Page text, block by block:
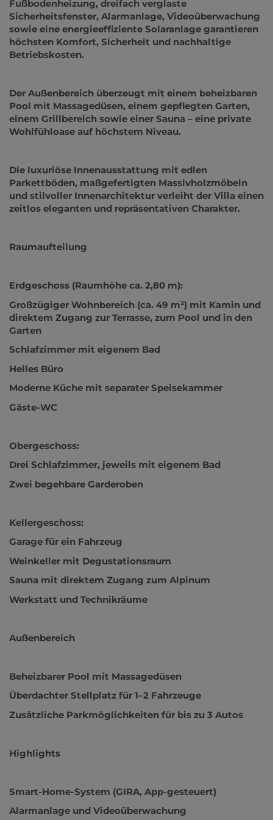
Fußbodenheizung, dreifach verglaste
Sicherheitsfenster, Alarmanlage, Videoüberwachung
sowie eine energieeffiziente Solaranlage garantieren
höchsten Komfort, Sicherheit und nachhaltige
Betriebskosten.
Der Außenbereich überzeugt mit einem beheizbaren
Pool mit Massagedüsen, einem gepflegten Garten,
einem Grillbereich sowie einer Sauna – eine private
Wohlfühloase auf höchstem Niveau.
Die luxuriöse Innenausstattung mit edlen
Parkettböden, maßgefertigten Massivholzmöbeln
und stilvoller Innenarchitektur verleiht der Villa einen
zeitlos eleganten und repräsentativen Charakter.
Raumaufteilung
Erdgeschoss (Raumhöhe ca. 2,80 m):
Großzügiger Wohnbereich (ca. 49 m²) mit Kamin und
direktem Zugang zur Terrasse, zum Pool und in den
Garten
Schlafzimmer mit eigenem Bad
Helles Büro
Moderne Küche mit separater Speisekammer
Gäste-WC
Obergeschoss:
Drei Schlafzimmer, jeweils mit eigenem Bad
Zwei begehbare Garderoben
Kellergeschoss:
Garage für ein Fahrzeug
Weinkeller mit Degustationsraum
Sauna mit direktem Zugang zum Alpinum
Werkstatt und Technikräume
Außenbereich
Beheizbarer Pool mit Massagedüsen
Überdachter Stellplatz für 1–2 Fahrzeuge
Zusätzliche Parkmöglichkeiten für bis zu 3 Autos
Highlights
Smart-Home-System (GIRA, App-gesteuert)
Alarmanlage und Videoüberwachung